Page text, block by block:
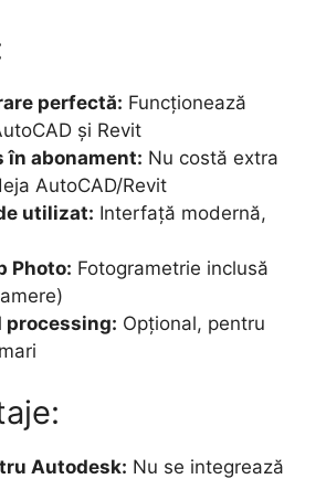
perfectă: Funcționează
și Revit
în abonament: Nu costă extra
AutoCAD/Revit
utilizat: Interfață modernă,
Photo: Fotogrametrie inclusă
processing: Opțional, pentru
Autodesk: Nu se integrează